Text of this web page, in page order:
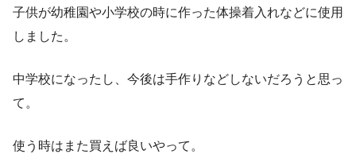
子供が幼稚園や小学校の時に作った体操着入れなどに使用
しました。
中学校になったし、今後は手作りなどしないだろうと思っ
て。
使う時はまた買えば良いやって。